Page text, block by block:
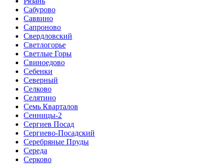
Сабурово
Саввино
Сапроново
Свердловский
Светлогорье
Светлые Горы
Свиноедово
Себенки
Северный
Селково
Селятино
Семь Кварталов
Сенницы-2
Сергиев Посад
Сергиево-Посадский
Серебряные Пруды
Середа
Серково